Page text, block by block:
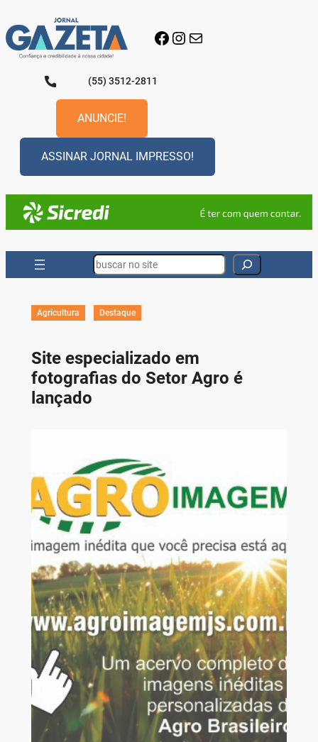
para
o
conteúdo
Facebook
Instagram
E-mail
(55) 3512-2811
ANUNCIE!
ASSINAR JORNAL IMPRESSO!
Search
Agricultura Destaque
Site especializado em
fotografias do Setor Agro é
lançado